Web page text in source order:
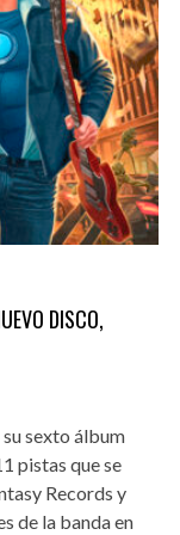
DISCO,
sexto álbum
pistas que se
Records y
de la banda en